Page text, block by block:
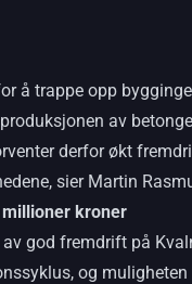
å trappe opp
av
derfor økt
sier Martin
millioner kroner
god fremdrift på
og